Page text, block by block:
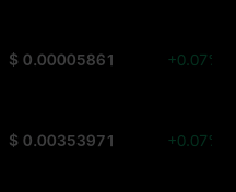
$ 0.00005861 +0.07%
$ 0.00353971 +0.07%